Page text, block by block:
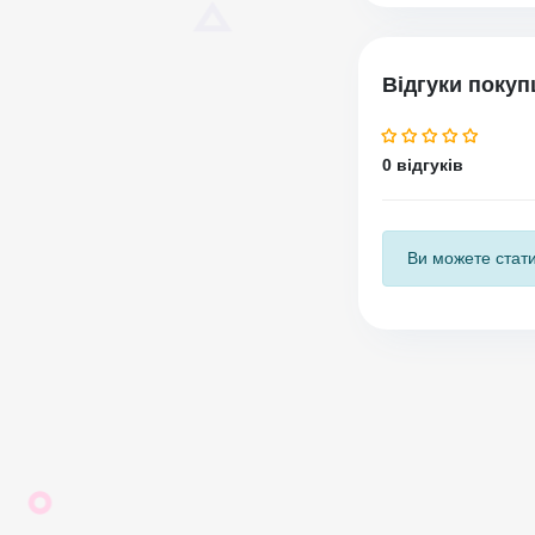
Відгуки
0 відгуків
Ви можете